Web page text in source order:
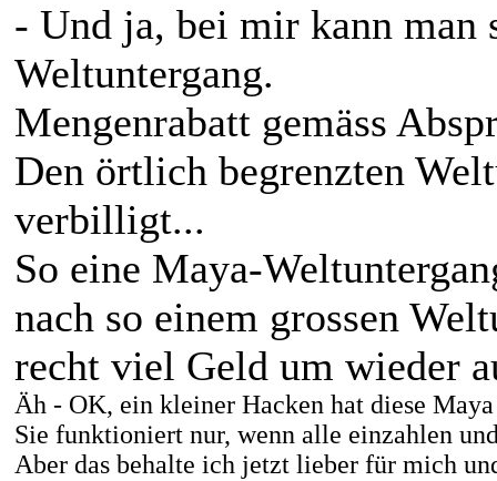
- Und ja, bei mir kann man
Weltuntergang.
Mengenrabatt gemäss
Den örtlich begrenzten
verbilligt...
So eine Maya-
nach so einem grossen
recht viel Geld um wieder
Äh - OK, ein kleiner Hacken hat diese
Sie funktioniert nur, wenn alle einzahlen
Aber das behalte ich jetzt lieber für mich